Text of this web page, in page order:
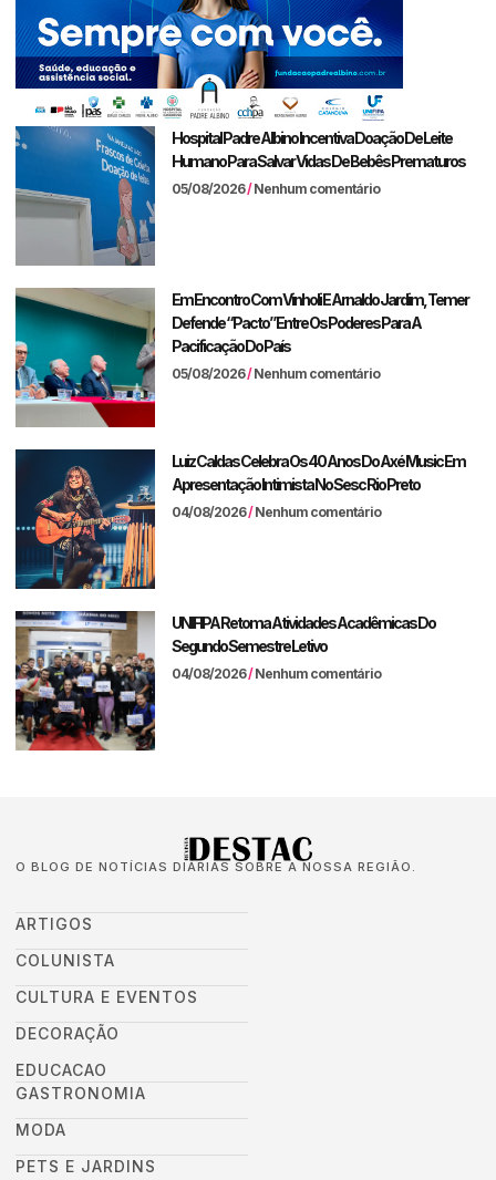
Hospital Padre Albino Incentiva Doação De Leite
Humano Para Salvar Vidas De Bebês Prematuros
05/08/2026 Nenhum comentário
Em Encontro Com Vinholi E Arnaldo Jardim, Temer
Defende “pacto” Entre Os Poderes Para A
Pacificação Do País
05/08/2026 Nenhum comentário
Luiz Caldas Celebra Os 40 Anos Do Axé Music Em
Apresentação Intimista No Sesc Rio Preto
04/08/2026 Nenhum comentário
UNIFIPA Retoma Atividades Acadêmicas Do
Segundo Semestre Letivo
04/08/2026 Nenhum comentário
O BLOG DE NOTÍCIAS DIÁRIAS SOBRE A NOSSA REGIÃO.
ARTIGOS
COLUNISTA
CULTURA E EVENTOS
DECORAÇÃO
EDUCACAO
GASTRONOMIA
MODA
PETS E JARDINS